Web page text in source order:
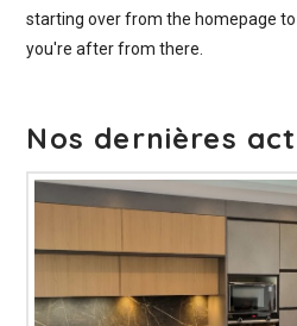
starting over from the homepage
you're after from there.
Nos dernières